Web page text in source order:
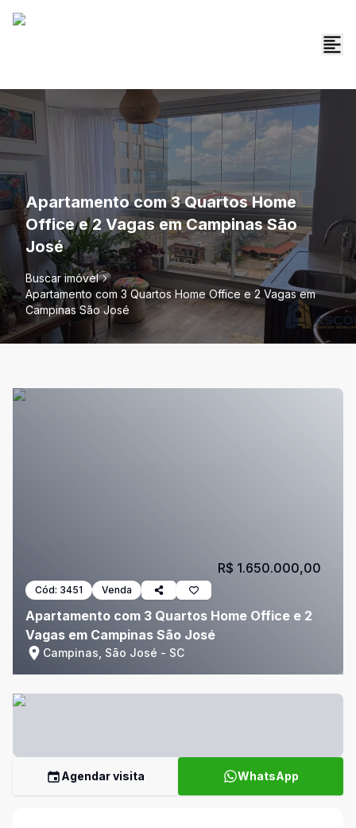
Apartamento com 3 Quartos Home
Office e 2 Vagas em Campinas São
José
Buscar imóvel
Apartamento com 3 Quartos Home Office e 2 Vagas em
Campinas São José
Cód: 3451 Venda
Apartamento com 3 Quartos Home Office e 2
Vagas em Campinas São José
Campinas, São José - SC
R$ 1.650.000,00
Agendar visita WhatsApp